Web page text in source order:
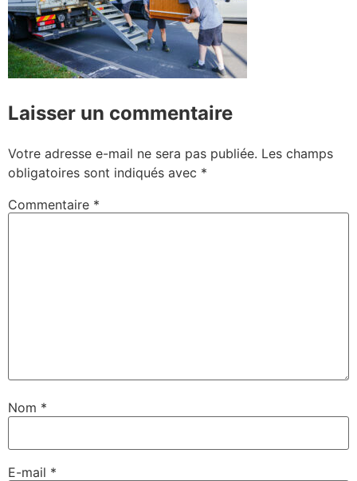
Laisser un commentaire
Votre adresse e-mail ne sera pas publiée. Les champs
obligatoires sont indiqués avec *
Commentaire *
Nom *
E-mail *